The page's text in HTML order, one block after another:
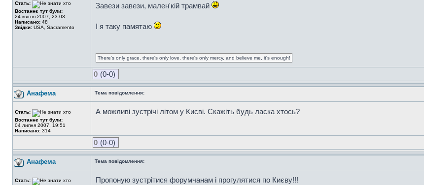
Стать:
Востаннє тут були:
24 квітня 2007, 23:03
Написано: 48
Звідки: USA, Sacramento
Завези завези, мален'кій трамвай
І я таку памятаю
There's only grace, there's only love, there's only mercy, and believe me, it's enough!
0 (0-0)
Анафема Тема повідомлення:
Стать:
Востаннє тут були:
04 липня 2007, 19:51
Написано: 314
А можливі зустрічі літом у Києві. Скажіть будь ласка хтось?
0 (0-0)
Анафема Тема повідомлення:
Стать:
Пропоную зустрітися форумчанам і прогулятися по Києву!!!